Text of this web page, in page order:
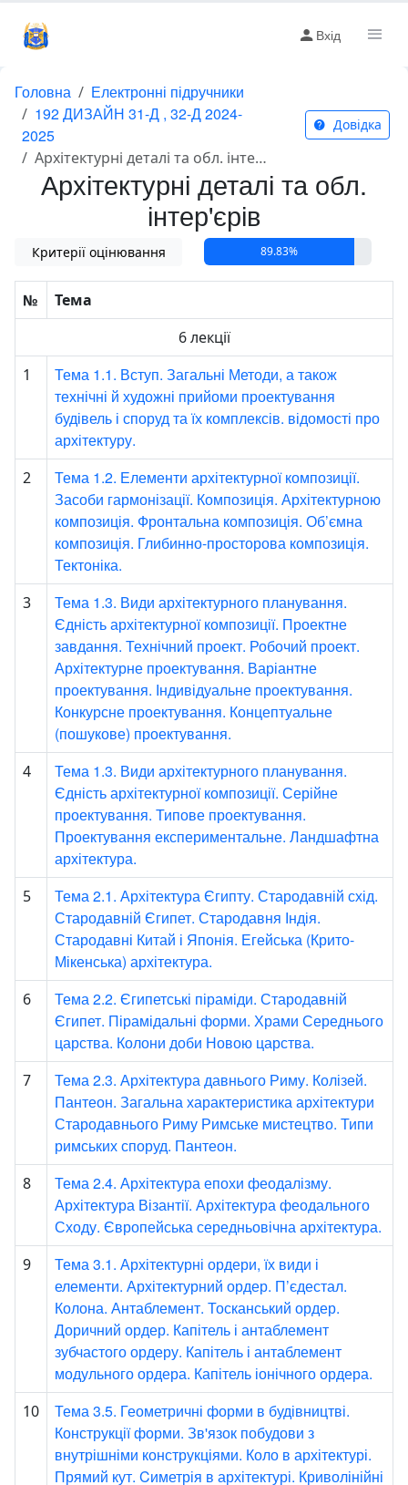
Вхід
Головна
Електронні підручники
192 ДИЗАЙН 31-Д , 32-Д 2024-
2025
Архітектурні деталі та обл. інтер'єрів
Довідка
Архітектурні деталі та обл.
інтер'єрів
Критерії оцінювання 89.83%
№
Тема
6 лекції
1
Тема 1.1. Вступ. Загальні Методи, а також
технічні й художні прийоми проектування
будівель і споруд та їх комплексів. відомості про
архітектуру.
2
Тема 1.2. Елементи архітектурної композиції.
Засоби гармонізації. Композиція. Архітектурною
композиція. Фронтальна композиція. Об’ємна
композиція. Глибинно-просторова композиція.
Тектоніка.
3
Тема 1.3. Види архітектурного планування.
Єдність архітектурної композиції. Проектне
завдання. Технічний проект. Робочий проект.
Архітектурне проектування. Варіантне
проектування. Індивідуальне проектування.
Конкурсне проектування. Концептуальне
(пошукове) проектування.
4
Тема 1.3. Види архітектурного планування.
Єдність архітектурної композиції. Серійне
проектування. Типове проектування.
Проектування експериментальне. Ландшафтна
архітектура.
5
Тема 2.1. Архітектура Єгипту. Стародавній схід.
Стародавній Єгипет. Стародавня Індія.
Стародавні Китай і Японія. Егейська (Крито-
Мікенська) архітектура.
6
Тема 2.2. Єгипетські піраміди. Стародавній
Єгипет. Пірамідальні форми. Храми Середнього
царства. Колони доби Новою царства.
7
Тема 2.3. Архітектура давнього Риму. Колізей.
Пантеон. Загальна характеристика архітектури
Стародавнього Риму Римське мистецтво. Типи
римських споруд. Пантеон.
8
Тема 2.4. Архітектура епохи феодалізму.
Архітектура Візантії. Архітектура феодального
Сходу. Європейська середньовічна архітектура.
9
Тема 3.1. Архітектурні ордери, їх види і
елементи. Архітектурний ордер. П’єдестал.
Колона. Антаблемент. Тосканський ордер.
Доричний ордер. Капітель і антаблемент
зубчастого ордеру. Капітель і антаблемент
модульного ордера. Капітель іонічного ордера.
10
Тема 3.5. Геометричні форми в будівництві.
Конструкції форми. Зв'язок побудови з
внутрішніми конструкціями. Коло в архітектурі.
Прямий кут. Cиметрія в архітектурі. Криволінійні